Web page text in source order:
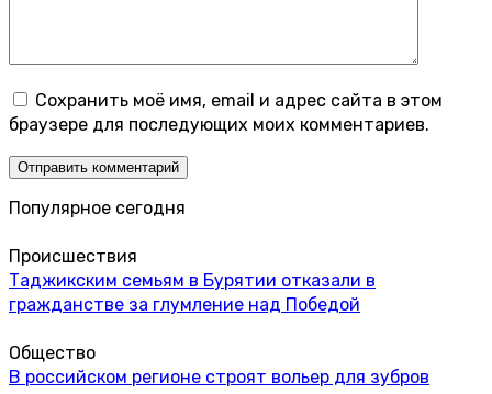
Сохранить моё имя, email и адрес сайта в этом
браузере для последующих моих комментариев.
Популярное сегодня
Происшествия
Таджикским семьям в Бурятии отказали в
гражданстве за глумление над Победой
Общество
В российском регионе строят вольер для зубров